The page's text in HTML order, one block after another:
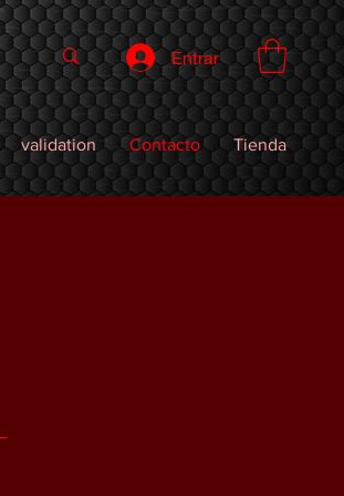
Entrar
validation Contacto Tienda